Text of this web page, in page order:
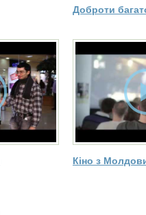
Доброти
Кіно з